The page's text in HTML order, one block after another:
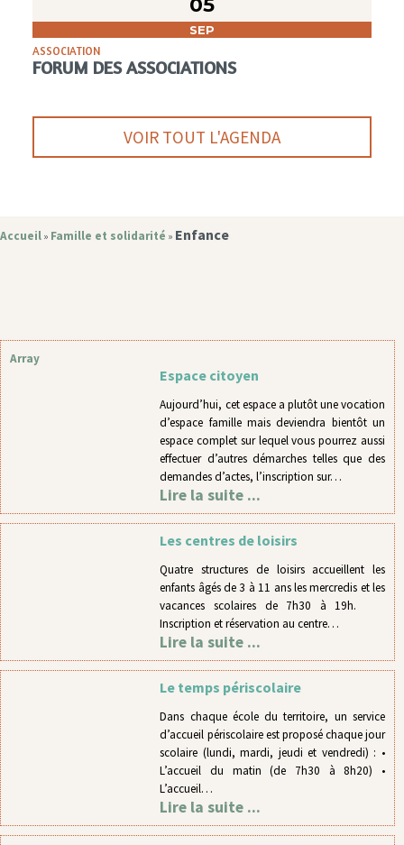
05
SEP
ASSOCIATION
FORUM DES ASSOCIATIONS
VOIR TOUT L'AGENDA
Accueil » Famille et solidarité » Enfance
Array
Espace citoyen
Aujourd’hui, cet espace a plutôt une vocation
d’espace famille mais deviendra bientôt un
espace complet sur lequel vous pourrez aussi
effectuer d’autres démarches telles que des
demandes d’actes, l’inscription sur…
Lire la suite ...
Les centres de loisirs
Quatre structures de loisirs accueillent les
enfants âgés de 3 à 11 ans les mercredis et les
vacances scolaires de 7h30 à 19h.
Inscription et réservation au centre…
Lire la suite ...
Le temps périscolaire
Dans chaque école du territoire, un service
d’accueil périscolaire est proposé chaque jour
scolaire (lundi, mardi, jeudi et vendredi) : •
L’accueil du matin (de 7h30 à 8h20) •
L’accueil…
Lire la suite ...